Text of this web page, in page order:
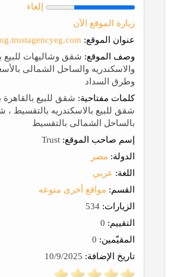
إلغاء
زيارة الموقع الآن
عنوان الموقع:
وصف الموقع: شقق وشاليهات للبيع
والاسكندريه والساحل الشمالى
وطرق السداد
كلمات مفتاحية: شقق للبيع بالقاهرة
شقق للبيع بالاسكندريه بالتقسيط ،
بالساحل الشمالى بالتقسيط
إسم صاحب الموقع:
الدولة: مصر
اللغة: عربي
القسم: مواقع أخرى منوعه
الزيارات:
التقييم:
المقيّمين:
تاريخ الإضافة: